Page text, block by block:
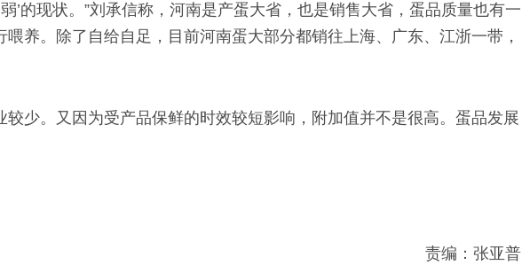
’的现状。”刘承信称，河南是产蛋大省，也是销售大省，蛋品质量也有一
养。除了自给自足，目前河南蛋大部分都销往上海、广东、江浙一带，
少。又因为受产品保鲜的时效较短影响，附加值并不是很高。蛋品发展
责编：张亚普